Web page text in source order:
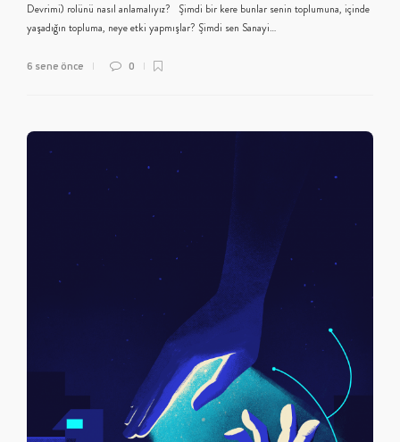
Devrimi) rolünü nasıl anlamalıyız? Şimdi bir kere bunlar senin toplumuna, içinde
yaşadığın topluma, neye etki yapmışlar? Şimdi sen Sanayi…
6 sene önce 0